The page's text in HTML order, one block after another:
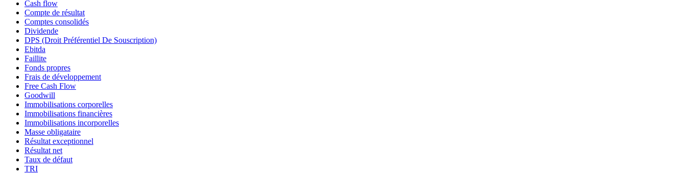
Cash flow
Compte de résultat
Comptes consolidés
Dividende
DPS (Droit Préférentiel De Souscription)
Ebitda
Faillite
Fonds propres
Frais de développement
Free Cash Flow
Goodwill
Immobilisations corporelles
Immobilisations financières
Immobilisations incorporelles
Masse obligataire
Résultat exceptionnel
Résultat net
Taux de défaut
TRI